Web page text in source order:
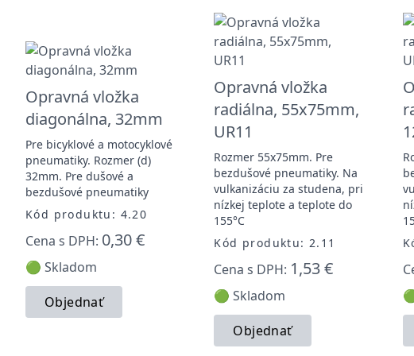
Opravná vložka
diagonálna, 32mm
Pre bicyklové a motocyklové
pneumatiky. Rozmer (d)
32mm. Pre dušové a
bezdušové pneumatiky
Kód produktu: 4.20
Cena s DPH: 0,30 €
🟢 Skladom
Objednať
Opravná vložka
radiálna, 55x75mm,
UR11
Rozmer 55x75mm. Pre
bezdušové pneumatiky. Na
vulkanizáciu za studena, pri
nízkej teplote a teplote do
155°C
Kód produktu: 2.11
Cena s DPH: 1,53 €
🟢 Skladom
Objednať